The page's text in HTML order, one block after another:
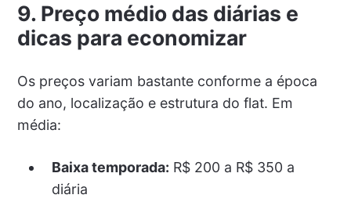
9. Preço médio das diárias e
dicas para economizar
Os preços variam bastante conforme a época
do ano, localização e estrutura do flat. Em
média:
Baixa temporada: R$ 200 a R$ 350 a
diária